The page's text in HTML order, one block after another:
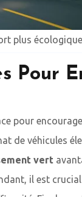
plus
Pour
pour
de véhicules
vert
il est